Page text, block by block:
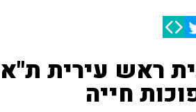
ראש עירית
חייה